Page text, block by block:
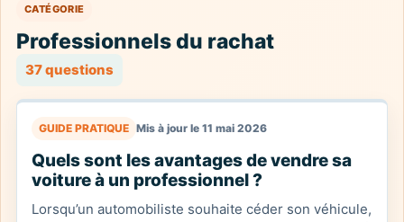
CATÉGORIE
Professionnels du rachat
37 questions
GUIDE PRATIQUE Mis à jour le 11 mai 2026
Quels sont les avantages de vendre sa
voiture à un professionnel ?
Lorsqu’un automobiliste souhaite céder son véhicule,